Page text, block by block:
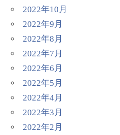
2022年10月
2022年9月
2022年8月
2022年7月
2022年6月
2022年5月
2022年4月
2022年3月
2022年2月